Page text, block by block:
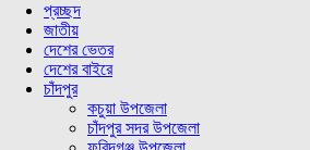
প্রচ্ছদ
জাতীয়
দেশের ভেতর
দেশের বাইরে
চাঁদপুর
কচুয়া উপজেলা
চাঁদপুর সদর উপজেলা